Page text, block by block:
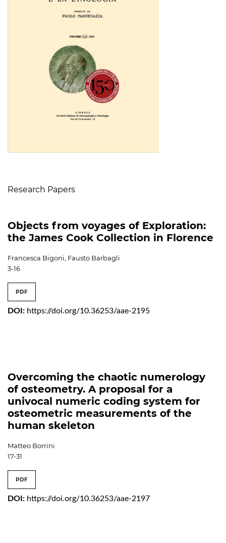
Research Papers
Objects from voyages of Exploration:
the James Cook Collection in Florence
Francesca Bigoni, Fausto Barbagli
3-16
PDF
DOI: https://doi.org/10.36253/aae-2195
Overcoming the chaotic numerology
of osteometry. A proposal for a
univocal numeric coding system for
osteometric measurements of the
human skeleton
Matteo Borrini
17-31
PDF
DOI: https://doi.org/10.36253/aae-2197